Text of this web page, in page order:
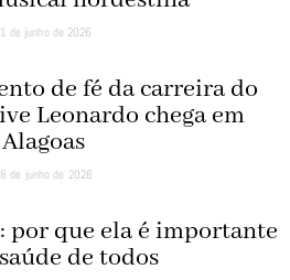
de junho de 2026
de fé da carreira do
Leonardo chega em
Alagoas
de junho de 2026
por que ela é importante
de todos